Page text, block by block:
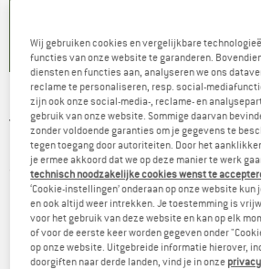
JACK WOLFSKIN - Kolbenberg
Fleecevest
(0)
Wij gebruiken cookies en vergelijkbare
functies van onze website te garanderen.
diensten en functies aan, analyseren we ons
reclame te personaliseren, resp. social-
zijn ook onze social-media-, reclame- en
gebruik van onze website. Sommige daarvan
zonder voldoende garanties om je gegevens te
tegen toegang door autoriteiten. Door het
je ermee akkoord dat we op deze manier te werk
technisch noodzakelijke cookies wenst te
‘Cookie-instellingen’ onderaan op onze website
en ook altijd weer intrekken. Je toestemming is
voor het gebruik van deze website en kan op elk
of voor de eerste keer worden gegeven onder
op onze website. Uitgebreide informatie hierover,
doorgiften naar derde landen, vind je in onze